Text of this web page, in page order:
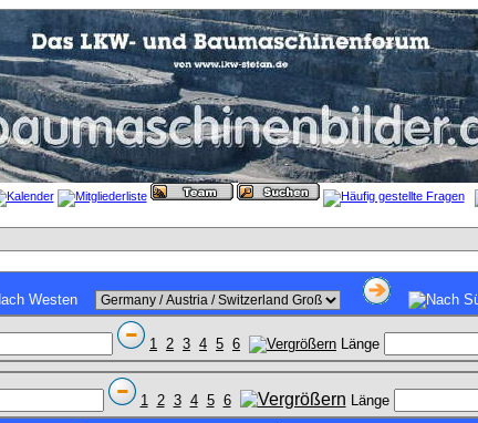
1 2 3 4 5 6 Länge
1 2 3 4 5 6 Länge